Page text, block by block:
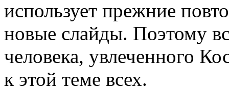
использует прежние
новые слайды. Поэтому
человека, увлеченного
к этой теме всех.